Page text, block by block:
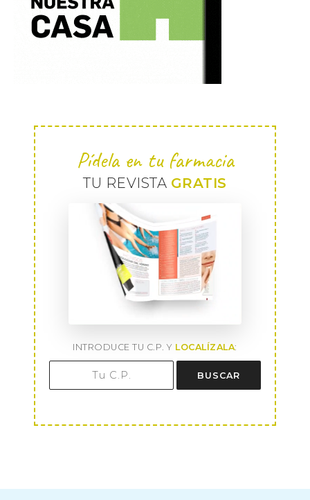
Pídela en tu farmacia
TU REVISTA GRATIS
INTRODUCE TU C.P. Y LOCALÍZALA:
BUSCAR